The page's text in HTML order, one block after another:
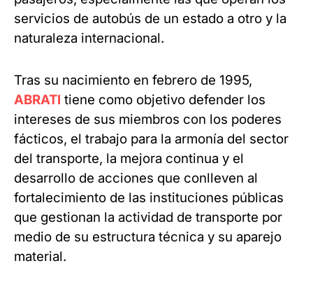
servicios de autobús de un estado a otro y la
naturaleza internacional.
Tras su nacimiento en febrero de 1995,
ABRATI tiene como objetivo defender los
intereses de sus miembros con los poderes
fácticos, el trabajo para la armonía del sector
del transporte, la mejora continua y el
desarrollo de acciones que conlleven al
fortalecimiento de las instituciones públicas
que gestionan la actividad de transporte por
medio de su estructura técnica y su aparejo
material.